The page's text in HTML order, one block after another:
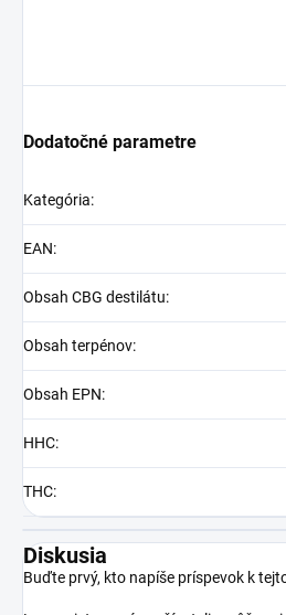
Dodatočné parametre
Kategória:
EAN:
Obsah CBG destilátu:
Obsah terpénov:
Obsah EPN:
HHC:
THC:
Diskusia
Buďte prvý, kto napíše príspevok k